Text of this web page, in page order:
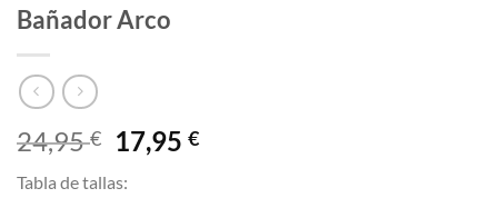
Bañador Arco
24,95€
El
precio
17,95€El
Tabla de tallas: